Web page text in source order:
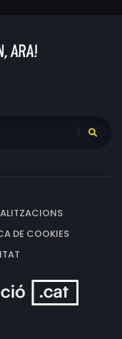
DE COOKIES